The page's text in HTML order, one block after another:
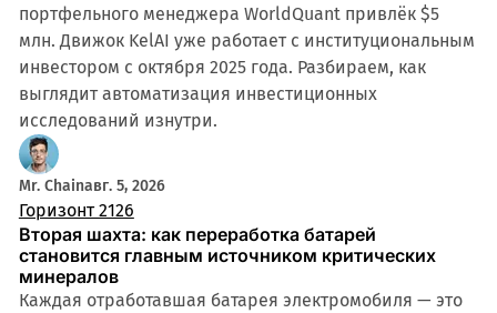
портфельного менеджера WorldQuant привлёк $5
млн. Движок KelAI уже работает с институциональным
инвестором с октября 2025 года. Разбираем, как
выглядит автоматизация инвестиционных
исследований изнутри.
Mr. Chainавг. 5, 2026
Горизонт 2126
Вторая шахта: как переработка батарей
становится главным источником критических
минералов
Каждая отработавшая батарея электромобиля — это